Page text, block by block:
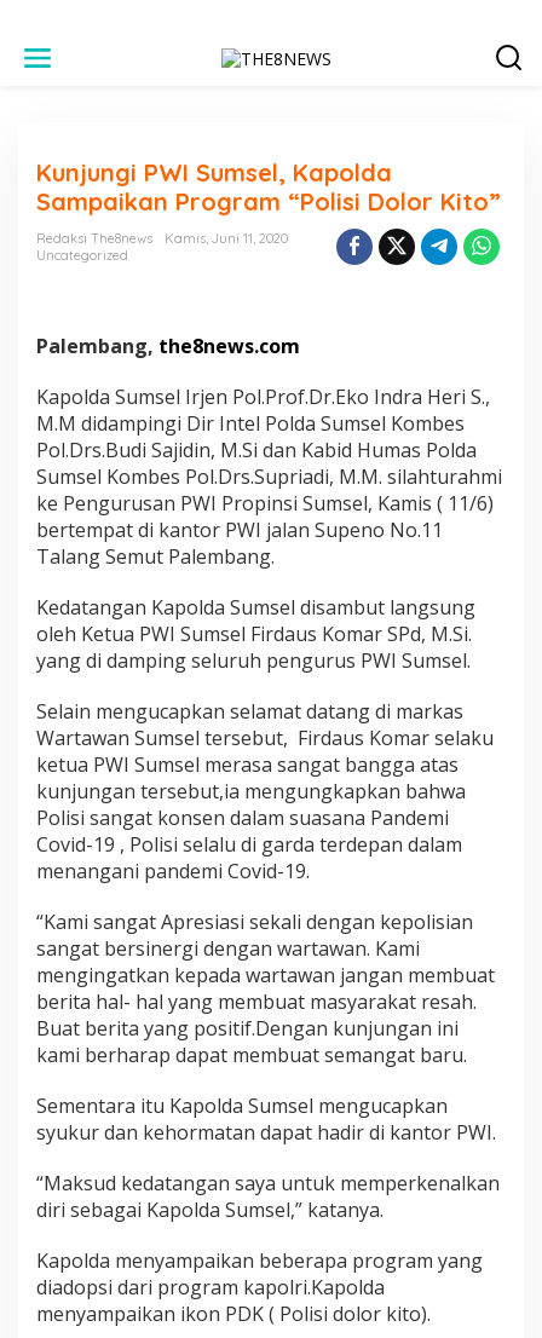
Kunjungi PWI Sumsel, Kapolda
Sampaikan Program “Polisi Dolor Kito”
Redaksi The8news
Kamis, Juni 11, 2020
Uncategorized
Palembang, the8news.com
Kapolda Sumsel Irjen Pol.Prof.Dr.Eko Indra Heri S.,
M.M didampingi Dir Intel Polda Sumsel Kombes
Pol.Drs.Budi Sajidin, M.Si dan Kabid Humas Polda
Sumsel Kombes Pol.Drs.Supriadi, M.M. silahturahmi
ke Pengurusan PWI Propinsi Sumsel, Kamis ( 11/6)
bertempat di kantor PWI jalan Supeno No.11
Talang Semut Palembang.
Kedatangan Kapolda Sumsel disambut langsung
oleh Ketua PWI Sumsel Firdaus Komar SPd, M.Si.
yang di damping seluruh pengurus PWI Sumsel.
Selain mengucapkan selamat datang di markas
Wartawan Sumsel tersebut, Firdaus Komar selaku
ketua PWI Sumsel merasa sangat bangga atas
kunjungan tersebut,ia mengungkapkan bahwa
Polisi sangat konsen dalam suasana Pandemi
Covid-19 , Polisi selalu di garda terdepan dalam
menangani pandemi Covid-19.
“Kami sangat Apresiasi sekali dengan kepolisian
sangat bersinergi dengan wartawan. Kami
mengingatkan kepada wartawan jangan membuat
berita hal- hal yang membuat masyarakat resah.
Buat berita yang positif.Dengan kunjungan ini
kami berharap dapat membuat semangat baru.
Sementara itu Kapolda Sumsel mengucapkan
syukur dan kehormatan dapat hadir di kantor PWI.
“Maksud kedatangan saya untuk memperkenalkan
diri sebagai Kapolda Sumsel,” katanya.
Kapolda menyampaikan beberapa program yang
diadopsi dari program kapolri.Kapolda
menyampaikan ikon PDK ( Polisi dolor kito).